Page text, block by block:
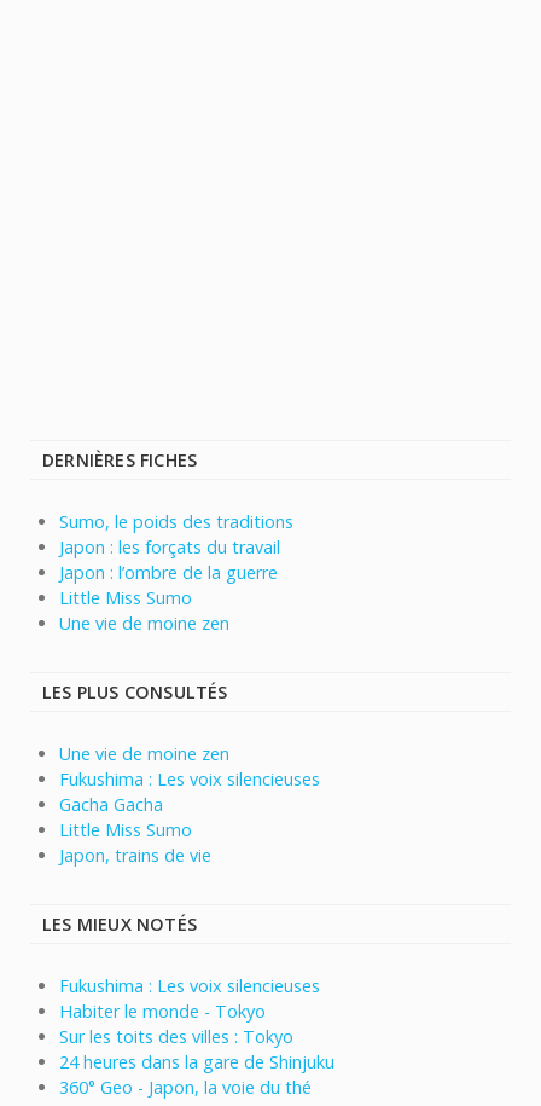
DERNIÈRES FICHES
Sumo, le poids des traditions
Japon : les forçats du travail
Japon : l’ombre de la guerre
Little Miss Sumo
Une vie de moine zen
LES PLUS CONSULTÉS
Une vie de moine zen
Fukushima : Les voix silencieuses
Gacha Gacha
Little Miss Sumo
Japon, trains de vie
LES MIEUX NOTÉS
Fukushima : Les voix silencieuses
Habiter le monde - Tokyo
Sur les toits des villes : Tokyo
24 heures dans la gare de Shinjuku
360° Geo - Japon, la voie du thé